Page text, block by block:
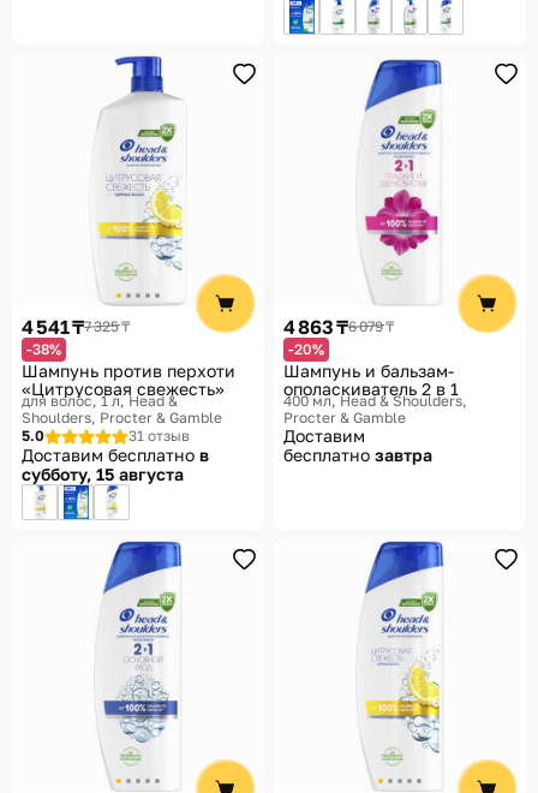
4 541 ₸7 325 ₸
-38%
Шампунь против перхоти
«Цитрусовая свежесть»
для волос, 1 л Head &
Shoulders, Procter & Gamble
5.0
31 отзыв
Доставим бесплатно в
субботу, 15 августа
4 863 ₸6 079 ₸
-20%
Шампунь и бальзам-
ополаскиватель 2 в 1
400 мл Head & Shoulders,
Procter & Gamble
Доставим
бесплатно завтра